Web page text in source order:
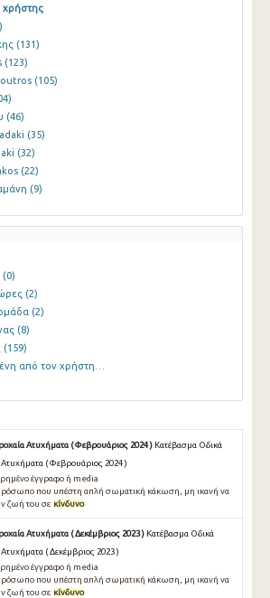
χρήστης
(131)
(123)
(105)
(46)
(35)
(32)
(22)
(9)
(0)
(2)
(2)
(8)
(159)
από τον χρήστη…
Ατυχήματα ( Φεβρουάριος 2024 ) Κατέβασμα Οδικά
Ατυχήματα ( Φεβρουάριος 2024 )
έγγραφο ή media
που υπέστη απλή σωματική κάκωση, μη ικανή να
ζωή του σε κίνδυνο
Ατυχήματα ( Δεκέμβριος 2023 ) Κατέβασμα Οδικά
Ατυχήματα ( Δεκέμβριος 2023 )
έγγραφο ή media
που υπέστη απλή σωματική κάκωση, μη ικανή να
ζωή του σε κίνδυνο